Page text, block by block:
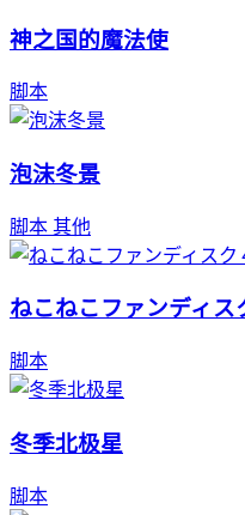
神之国的魔法使
脚本
泡沫冬景
脚本 其他
ねこねこファンディス
脚本
冬季北极星
脚本